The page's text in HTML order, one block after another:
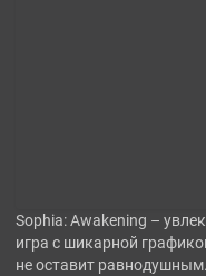
Sophia: Awakening –
игра с шикарной
не оставит